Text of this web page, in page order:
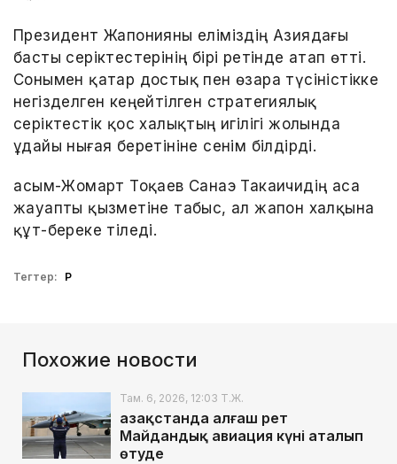
Президент Жапонияны еліміздің Азиядағы
басты серіктестерінің бірі ретінде атап өтті.
Сонымен қатар достық пен өзара түсіністікке
негізделген кеңейтілген стратегиялық
серіктестік қос халықтың игілігі жолында
ұдайы нығая беретініне сенім білдірді.
Қасым-Жомарт Тоқаев Санаэ Такаичидің аса
жауапты қызметіне табыс, ал жапон халқына
құт-береке тіледі.
Тегтер: ҚР
Похожие новости
Там. 6, 2026, 12:03 Т.Ж.
Қазақстанда алғаш рет
Майдандық авиация күні аталып
өтуде